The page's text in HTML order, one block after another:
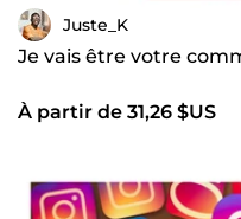
Juste_K
Je vais être votre
À partir de 31,26 $US